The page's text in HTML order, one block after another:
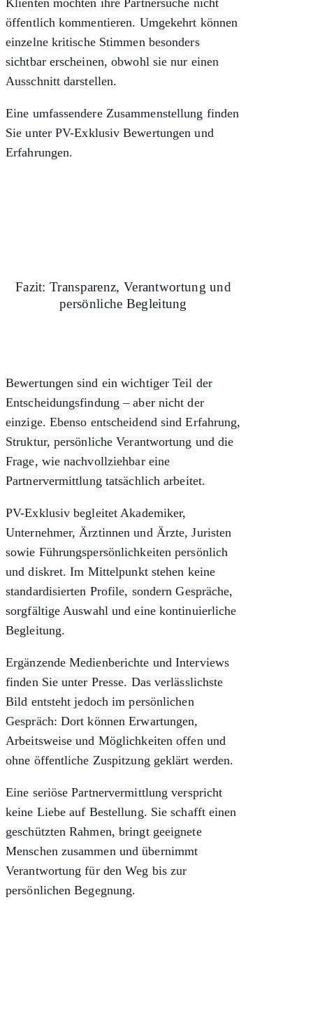
Klienten möchten ihre Partnersuche nicht
öffentlich kommentieren. Umgekehrt können
einzelne kritische Stimmen besonders
sichtbar erscheinen, obwohl sie nur einen
Ausschnitt darstellen.
Eine umfassendere Zusammenstellung finden
Sie unter PV-Exklusiv Bewertungen und
Erfahrungen.
Fazit: Transparenz, Verantwortung und
persönliche Begleitung
Bewertungen sind ein wichtiger Teil der
Entscheidungsfindung – aber nicht der
einzige. Ebenso entscheidend sind Erfahrung,
Struktur, persönliche Verantwortung und die
Frage, wie nachvollziehbar eine
Partnervermittlung tatsächlich arbeitet.
PV-Exklusiv begleitet Akademiker,
Unternehmer, Ärztinnen und Ärzte, Juristen
sowie Führungspersönlichkeiten persönlich
und diskret. Im Mittelpunkt stehen keine
standardisierten Profile, sondern Gespräche,
sorgfältige Auswahl und eine kontinuierliche
Begleitung.
Ergänzende Medienberichte und Interviews
finden Sie unter Presse. Das verlässlichste
Bild entsteht jedoch im persönlichen
Gespräch: Dort können Erwartungen,
Arbeitsweise und Möglichkeiten offen und
ohne öffentliche Zuspitzung geklärt werden.
Eine seriöse Partnervermittlung verspricht
keine Liebe auf Bestellung. Sie schafft einen
geschützten Rahmen, bringt geeignete
Menschen zusammen und übernimmt
Verantwortung für den Weg bis zur
persönlichen Begegnung.